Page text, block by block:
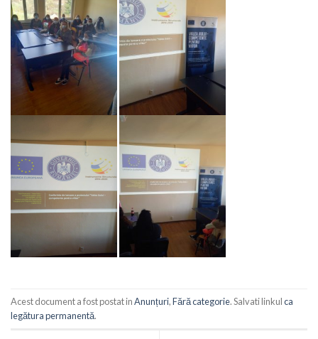
Acest document a fost postat inAnunțuri,Fără categorie. Salvati linkulca
legătura permanentă.